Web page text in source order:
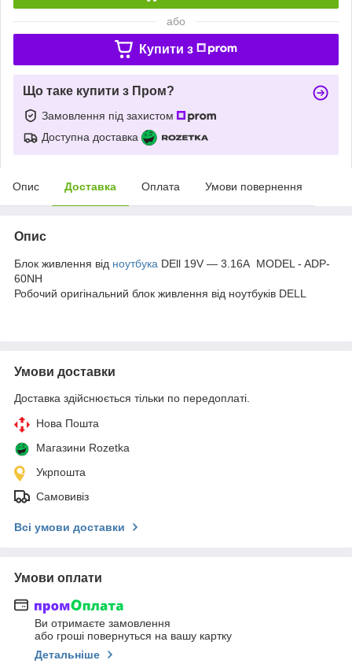
або
Купити з
Що таке купити з Пром?
Замовлення під захистом
Доступна доставка
Опис Доставка Оплата Умови повернення
Опис
Блок живлення від ноутбука DEll 19V — 3.16A MODEL - ADP-
60NH
Робочий оригінальний блок живлення від ноутбуків DELL
Умови доставки
Доставка здійснюється тільки по передоплаті.
Нова Пошта
Магазини Rozetka
Укрпошта
Самовивіз
Всі умови доставки
Умови оплати
Ви отримаєте замовлення
або гроші повернуться на вашу картку
Детальніше